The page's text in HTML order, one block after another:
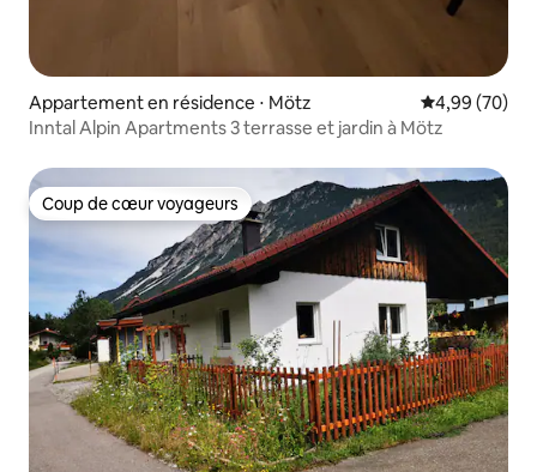
Appartement en résidence ⋅ Mötz Évaluation
4,99 (70)
Inntal Alpin Apartments 3 terrasse et jardin à Mötz
Coup de cœur voyageurs
Coup de cœur voyageurs